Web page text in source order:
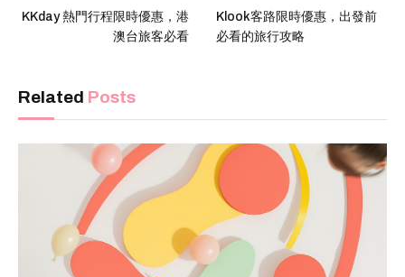
KKday 熱門行程限時優惠，港
澳台旅客必看
Klook客路限時優惠，出發前
必看的旅行攻略
Related Posts